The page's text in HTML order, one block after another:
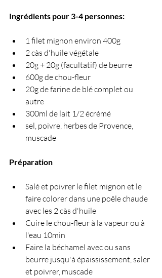
Ingrédients pour 3-4 personnes:
1 filet mignon environ 400g
2 càs d'huile végétale
20g + 20g (facultatif) de beurre
600g de chou-fleur
20g de farine de blé complet ou
autre
300ml de lait 1/2 écrémé
sel, poivre, herbes de Provence,
muscade
Préparation
Salé et poivrer le filet mignon et le
faire colorer dans une poêle chaude
avec les 2 càs d'huile
Cuire le chou-fleur à la vapeur ou à
l'eau 10min
Faire la béchamel avec ou sans
beurre jusqu'à épaississement, saler
et poivrer, muscade